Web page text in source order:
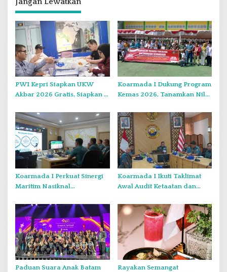
s
i
p
o
s
PWI Kepri Siapkan UKW
Akbar 2026 Gratis, Siapkan 6
Ketat
Koarmada I Dukung Program
Kemas 2026, Tanamkan Nilai
Generasi Muda
Koarmada I Perkuat Sinergi
Maritim Nasiknal
Melalui Rakor Pengamanan
Laut Natuna Utara
Koarmada I Ikuti Taklimat
Awal Audit Ketaatan dan
2026 Secara Vicon
Paduan Suara Anak Batam
Rayakan Semangat